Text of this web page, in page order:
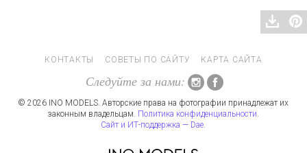
КОНТАКТЫ СОВЕТЫ ПО САЙТУ КАРТА САЙТА
Следуйте за нами:
© 2026 INO MODELS. Авторские права на фотографии принадлежат их
законным владельцам. Политика конфиденциальности.
Сайт и ИТ-поддержка — Dae.